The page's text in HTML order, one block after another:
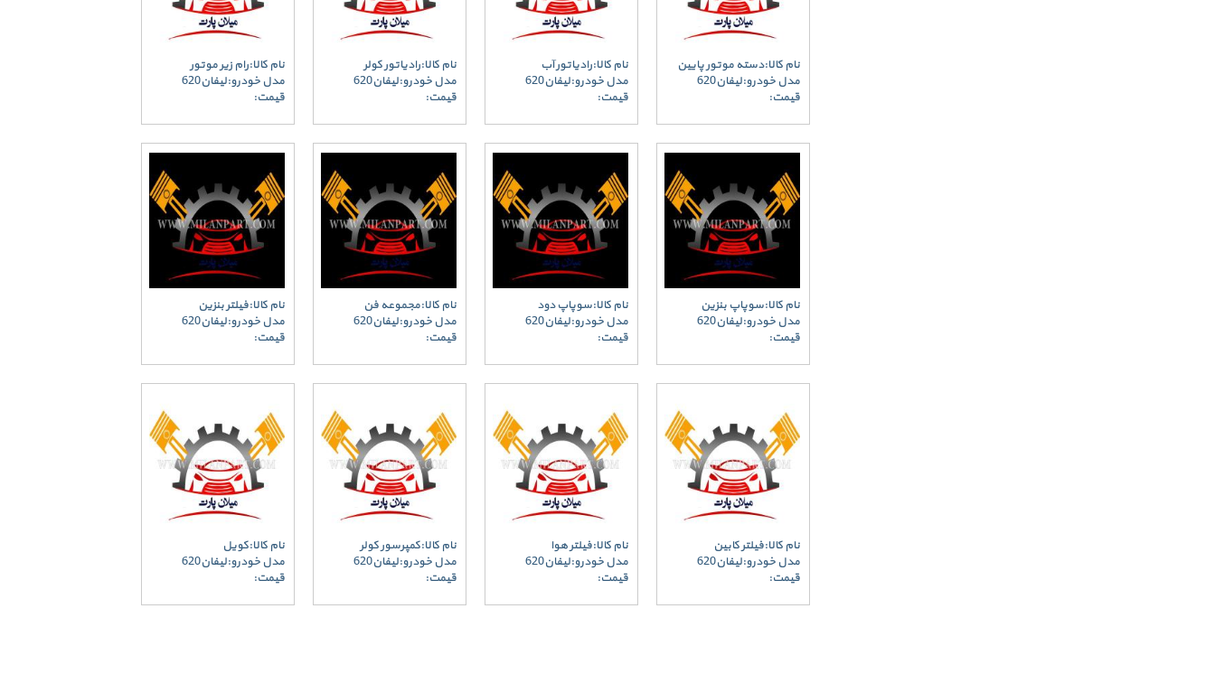
نام کالا:دسته موتور پایین
مدل خودرو:لیفان620
قیمت:
نام کالا:رادیاتور آب
مدل خودرو:لیفان620
قیمت:
نام کالا:رادیاتور کولر
مدل خودرو:لیفان620
قیمت:
نام کالا:رام زیر موتور
مدل خودرو:لیفان620
قیمت:
نام کالا:سوپاپ بنزین
مدل خودرو:لیفان620
قیمت:
نام کالا:سوپاپ دود
مدل خودرو:لیفان620
قیمت:
نام کالا:مجموعه فن
مدل خودرو:لیفان620
قیمت:
نام کالا:فیلتر بنزین
مدل خودرو:لیفان620
قیمت:
نام کالا:فیلتر کابین
مدل خودرو:لیفان620
قیمت:
نام کالا:فیلتر هوا
مدل خودرو:لیفان620
قیمت:
نام کالا:کمپرسور کولر
مدل خودرو:لیفان620
قیمت:
نام کالا:کویل
مدل خودرو:لیفان620
قیمت: